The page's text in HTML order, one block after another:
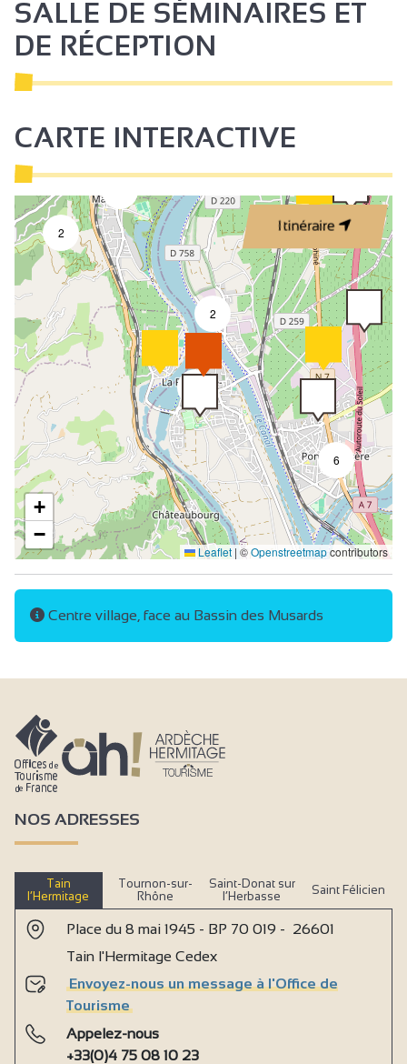
SALLE DE SÉMINAIRES ET
DE RÉCEPTION
CARTE INTERACTIVE
Itinéraire
2
2
6
+
−
Leaflet | ©Openstreetmapcontributors
Centre village, face au Bassin des Musards
NOS ADRESSES
Tain
l’Hermitage
Tournon-sur-
Rhône
Saint-Donat sur
l’Herbasse
Saint Félicien
Place du 8 mai 1945 - BP 70 019 - 26601
Tain l'Hermitage Cedex
Envoyez-nous un message à l'Office de
Tourisme
Appelez-nous
+33(0)4 75 08 10 23